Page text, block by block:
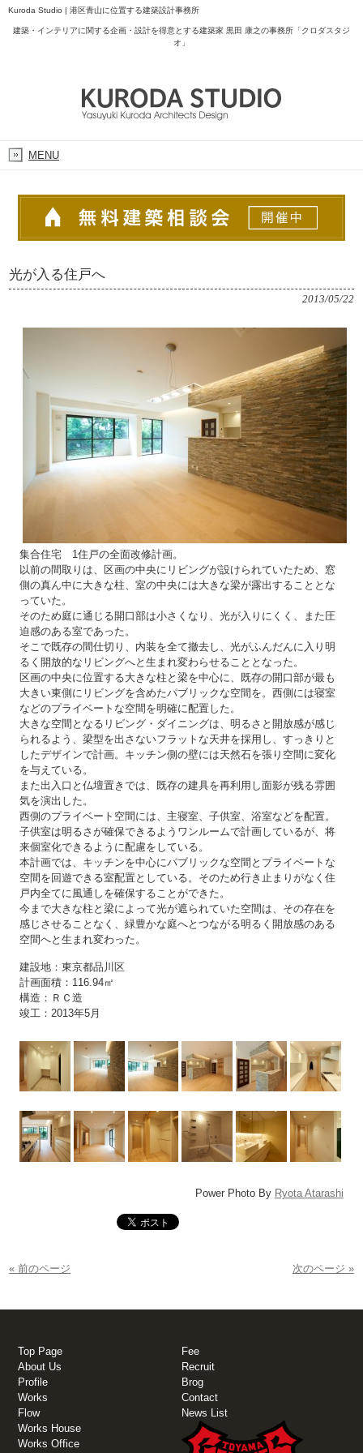
Kuroda Studio | 港区青山に位置する建築設計事務所
建築・インテリアに関する企画・設計を得意とする建築家 黒田 康之の事務所「クロダスタジ
オ」
MENU
光が入る住戸へ
2013/05/22
集合住宅 1住戸の全面改修計画。
以前の間取りは、区画の中央にリビングが設けられていたため、窓
側の真ん中に大きな柱、室の中央には大きな梁が露出することとな
っていた。
そのため庭に通じる開口部は小さくなり、光が入りにくく、また圧
迫感のある室であった。
そこで既存の間仕切り、内装を全て撤去し、光がふんだんに入り明
るく開放的なリビングへと生まれ変わらせることとなった。
区画の中央に位置する大きな柱と梁を中心に、既存の開口部が最も
大きい東側にリビングを含めたパブリックな空間を。西側には寝室
などのプライベートな空間を明確に配置した。
大きな空間となるリビング・ダイニングは、明るさと開放感が感じ
られるよう、梁型を出さないフラットな天井を採用し、すっきりと
したデザインで計画。キッチン側の壁には天然石を張り空間に変化
を与えている。
また出入口と仏壇置きでは、既存の建具を再利用し面影が残る雰囲
気を演出した。
西側のプライベート空間には、主寝室、子供室、浴室などを配置。
子供室は明るさが確保できるようワンルームで計画しているが、将
来個室化できるように配慮をしている。
本計画では、キッチンを中心にパブリックな空間とプライベートな
空間を回遊できる室配置としている。そのため行き止まりがなく住
戸内全てに風通しを確保することができた。
今まで大きな柱と梁によって光が遮られていた空間は、その存在を
感じさせることなく、緑豊かな庭へとつながる明るく開放感のある
空間へと生まれ変わった。
建設地：東京都品川区
計画面積：116.94㎡
構造：ＲＣ造
竣工：2013年5月
Power Photo By Ryota Atarashi
« 前のページ 次のページ »
Top Page
About Us
Profile
Works
Flow
Fee
Recruit
Brog
Contact
News List
Works House
Works Office